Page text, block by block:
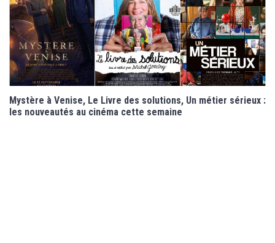
Mystère à Venise, Le Livre des solutions, Un métier sérieux :
les nouveautés au cinéma cette semaine